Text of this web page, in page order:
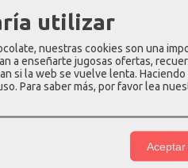
tarjetero
€
Porta
utilizar
nuestras cookies son una
a enseñarte jugosas ofertas,
si la web se vuelve lenta. Haciendo
Para saber más, por favor lea